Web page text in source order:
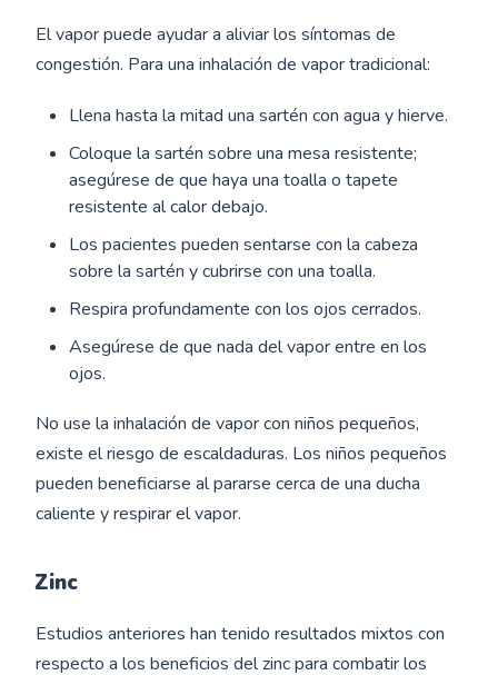
El vapor puede ayudar a aliviar los síntomas de
congestión. Para una inhalación de vapor tradicional:
Llena hasta la mitad una sartén con agua y hierve.
Coloque la sartén sobre una mesa resistente;
asegúrese de que haya una toalla o tapete
resistente al calor debajo.
Los pacientes pueden sentarse con la cabeza
sobre la sartén y cubrirse con una toalla.
Respira profundamente con los ojos cerrados.
Asegúrese de que nada del vapor entre en los
ojos.
No use la inhalación de vapor con niños pequeños,
existe el riesgo de escaldaduras. Los niños pequeños
pueden beneficiarse al pararse cerca de una ducha
caliente y respirar el vapor.
Zinc
Estudios anteriores han tenido resultados mixtos con
respecto a los beneficios del zinc para combatir los